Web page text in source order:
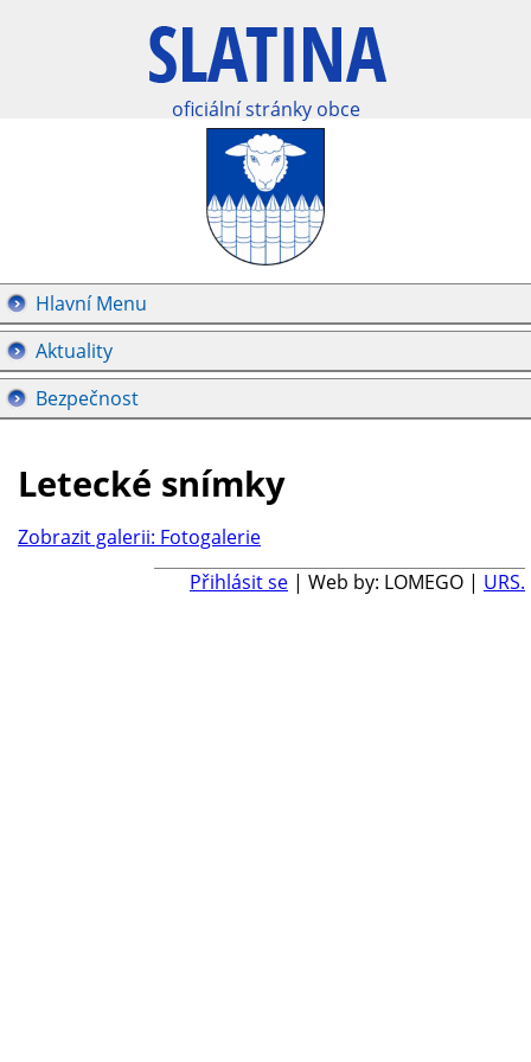
oficiální stránky obce
Hlavní Menu
Aktuality
Bezpečnost
Letecké snímky
Zobrazit galerii: Fotogalerie
Přihlásit se | Web by: LOMEGO | URS.